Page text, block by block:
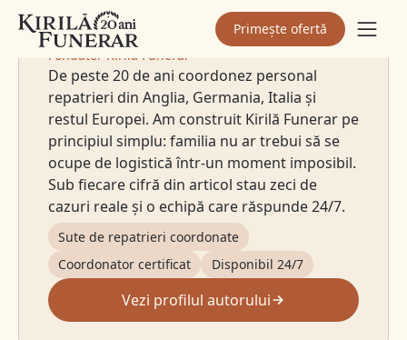
Primește ofertă
Sebastian Kirilă
Fondator Kirilă Funerar
De peste 20 de ani coordonez personal
repatrieri din Anglia, Germania, Italia și
restul Europei. Am construit Kirilă Funerar pe
principiul simplu: familia nu ar trebui să se
ocupe de logistică într-un moment imposibil.
Sub fiecare cifră din articol stau zeci de
cazuri reale și o echipă care răspunde 24/7.
Sute de repatrieri coordonate
Coordonator certificat
Disponibil 24/7
Vezi profilul autorului